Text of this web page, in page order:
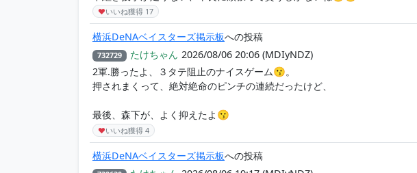
♥いいね獲得 17
横浜DeNAベイスターズ掲示板への投稿
732729 たけちゃん 2026/08/06 20:06 (MDIyNDZ)
2軍.勝ったよ、３タテ阻止のナイスゲーム😗。
押されまくって、絶対絶命のピンチの連続だったけど、
最後、森下が、よく抑えたよ😗
♥いいね獲得4
横浜DeNAベイスターズ掲示板への投稿